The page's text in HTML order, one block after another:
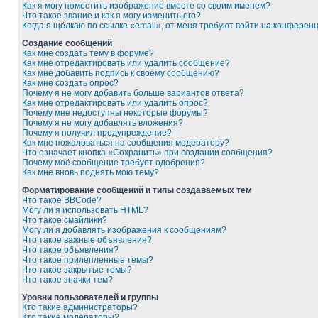
Как я могу поместить изображение вместе со своим именем?
Что такое звание и как я могу изменить его?
Когда я щёлкаю по ссылке «email», от меня требуют войти на
Создание сообщений
Как мне создать тему в форуме?
Как мне отредактировать или удалить сообщение?
Как мне добавить подпись к своему сообщению?
Как мне создать опрос?
Почему я не могу добавить больше вариантов ответа?
Как мне отредактировать или удалить опрос?
Почему мне недоступны некоторые форумы?
Почему я не могу добавлять вложения?
Почему я получил предупреждение?
Как мне пожаловаться на сообщения модератору?
Что означает кнопка «Сохранить» при создании сообщения?
Почему моё сообщение требует одобрения?
Как мне вновь поднять мою тему?
Форматирование сообщений и типы создаваемых тем
Что такое BBCode?
Могу ли я использовать HTML?
Что такое смайлики?
Могу ли я добавлять изображения к сообщениям?
Что такое важные объявления?
Что такое объявления?
Что такое прилепленные темы?
Что такое закрытые темы?
Что такое значки тем?
Уровни пользователей и группы
Кто такие администраторы?